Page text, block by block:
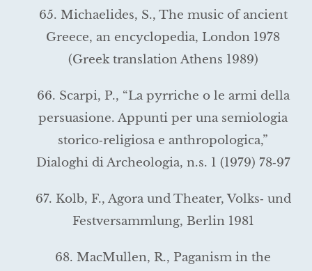
65. Michaelides, S., The music of ancient
Greece, an encyclope­dia, London 1978
(Greek translation Athens 1989)
66. Scarpi, P., “La pyrriche o le armi della
persuasione. Appunti per una semiologia
storico‑religiosa e anthropologica,”
Dialoghi di Archeologia, n.s. 1 (1979) 78‑97
67. Kolb, F., Agora und Theater, Volks‑ und
Festversammlung, Berlin 1981
68. MacMullen, R., Paganism in the